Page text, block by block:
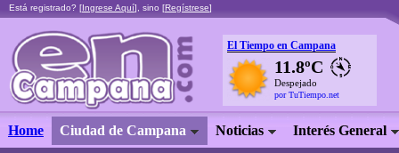
Está registrado? [Ingrese Aquí], sino [Regístrese]
El Tiempo en Campana
11.8ºC
Despejado
por TuTiempo.net
Home Ciudad de Campana Noticias Interés General